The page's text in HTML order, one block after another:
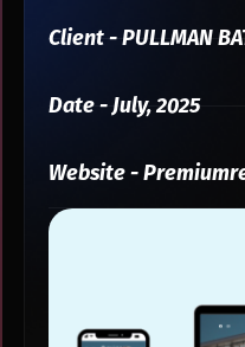
Client - PULLMAN
Date - July, 2025
Website -